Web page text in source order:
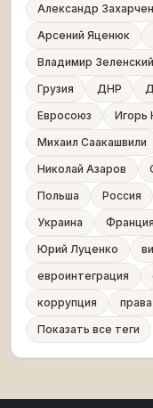
Александр
Арсений Яценюк
Владимир Зеленский
Грузия
ДНР
Евросоюз
Игорь
Михаил Саакашвили
Николай Азаров
Польша
Россия
Украина
Франция
Юрий Луценко
евроинтеграция
коррупция
Показать все теги